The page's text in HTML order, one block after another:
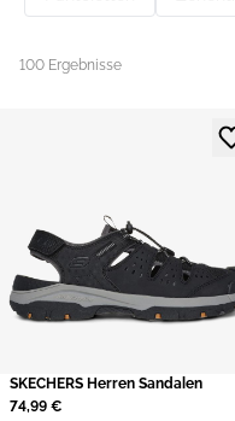
100 Ergebnisse
SKECHERS Herren Sandalen
74,99 €